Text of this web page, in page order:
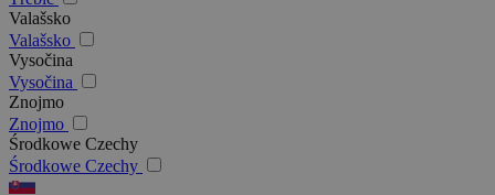
Valašsko
Valašsko
Vysočina
Vysočina
Znojmo
Znojmo
Środkowe Czechy
Środkowe Czechy